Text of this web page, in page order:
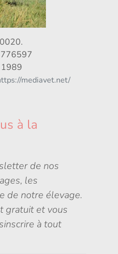
776597
1989
mediavet.net/
à la
de nos
les
de notre élevage.
gratuit et vous
à tout